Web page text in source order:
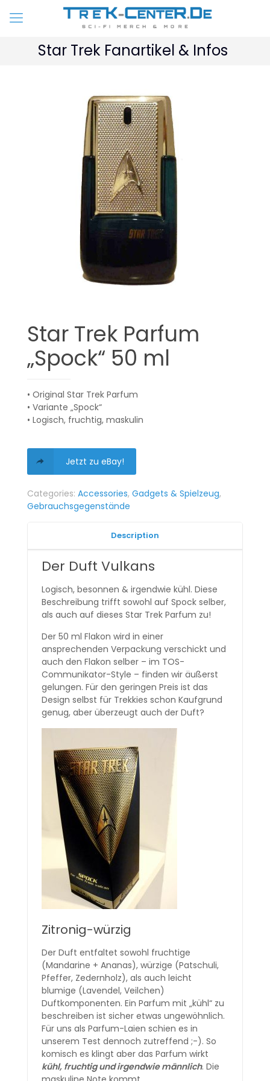
Star Trek Fanartikel & Infos
Star Trek Parfum
„Spock“ 50 ml
• Original Star Trek Parfum
• Variante „Spock“
• Logisch, fruchtig, maskulin
Jetzt zu eBay!
Categories: Accessories, Gadgets & Spielzeug,
Gebrauchsgegenstände
Description
Der Duft Vulkans
Logisch, besonnen & irgendwie kühl. Diese
Beschreibung trifft sowohl auf Spock selber,
als auch auf dieses Star Trek Parfum zu!
Der 50 ml Flakon wird in einer
ansprechenden Verpackung verschickt und
auch den Flakon selber – im TOS-
Communikator-Style – finden wir äußerst
gelungen. Für den geringen Preis ist das
Design selbst für Trekkies schon Kaufgrund
genug, aber überzeugt auch der Duft?
Zitronig-würzig
Der Duft entfaltet sowohl fruchtige
(Mandarine + Ananas), würzige (Patschuli,
Pfeffer, Zedernholz), als auch leicht
blumige (Lavendel, Veilchen)
Duftkomponenten. Ein Parfum mit „kühl“ zu
beschreiben ist sicher etwas ungewöhnlich.
Für uns als Parfum-Laien schien es in
unserem Test dennoch zutreffend ;-). So
komisch es klingt aber das Parfum wirkt
kühl, fruchtig und irgendwie männlich. Die